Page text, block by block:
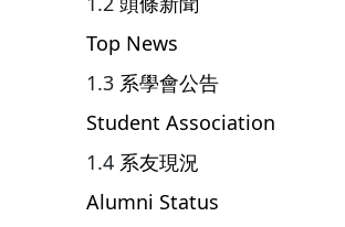
Top News
系學會公告
Student Association
系友現況
Alumni Status